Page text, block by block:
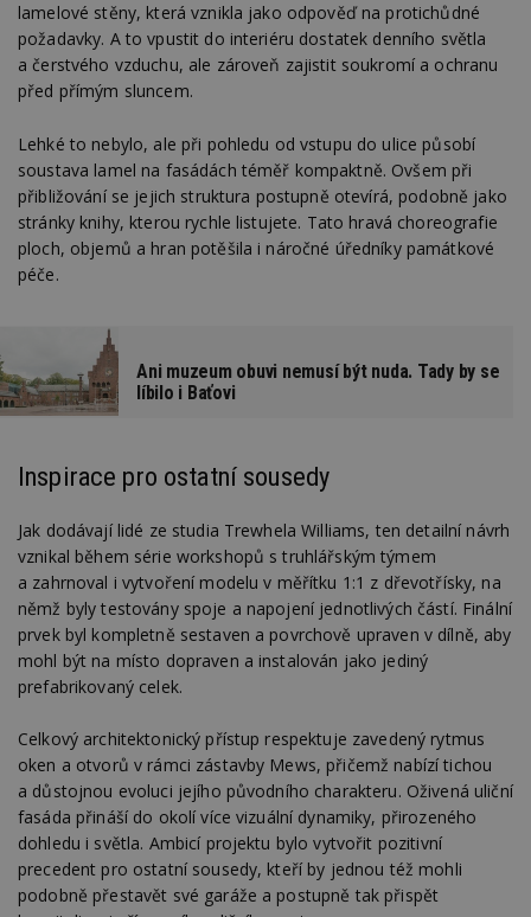
lamelové stěny, která vznikla jako odpověď na protichůdné
požadavky. A to vpustit do interiéru dostatek denního světla
a čerstvého vzduchu, ale zároveň zajistit soukromí a ochranu
před přímým sluncem.
Lehké to nebylo, ale při pohledu od vstupu do ulice působí
soustava lamel na fasádách téměř kompaktně. Ovšem při
přibližování se jejich struktura postupně otevírá, podobně jako
stránky knihy, kterou rychle listujete. Tato hravá choreografie
ploch, objemů a hran potěšila i náročné úředníky památkové
péče.
Ani muzeum obuvi nemusí být nuda. Tady by se
líbilo i Baťovi
Inspirace pro ostatní sousedy
Jak dodávají lidé ze studia Trewhela Williams, ten detailní návrh
vznikal během série workshopů s truhlářským týmem
a zahrnoval i vytvoření modelu v měřítku 1:1 z dřevotřísky, na
němž byly testovány spoje a napojení jednotlivých částí. Finální
prvek byl kompletně sestaven a povrchově upraven v dílně, aby
mohl být na místo dopraven a instalován jako jediný
prefabrikovaný celek.
Celkový architektonický přístup respektuje zavedený rytmus
oken a otvorů v rámci zástavby Mews, přičemž nabízí tichou
a důstojnou evoluci jejího původního charakteru. Oživená uliční
fasáda přináší do okolí více vizuální dynamiky, přirozeného
dohledu i světla. Ambicí projektu bylo vytvořit pozitivní
precedent pro ostatní sousedy, kteří by jednou též mohli
podobně přestavět své garáže a postupně tak přispět